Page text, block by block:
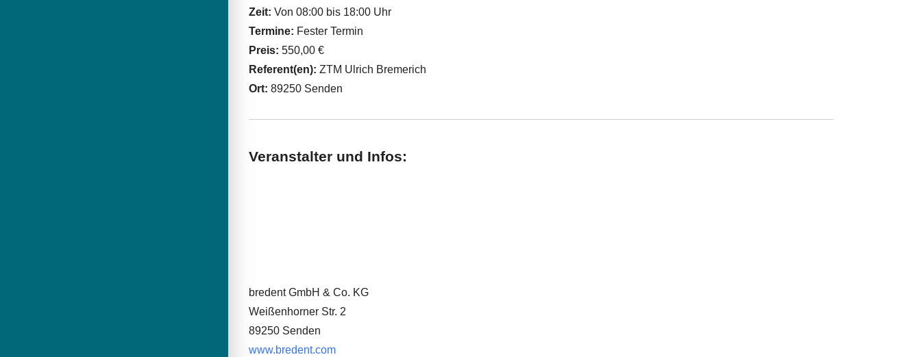
Zeit: Von 08:00 bis 18:00 Uhr
Termine: Fester Termin
Preis: 550,00 €
Referent(en):ZTM Ulrich Bremerich
Ort:89250 Senden
Veranstalter und Infos:
bredent GmbH & Co. KG
Weißenhorner Str. 2
89250 Senden
www.bredent.com